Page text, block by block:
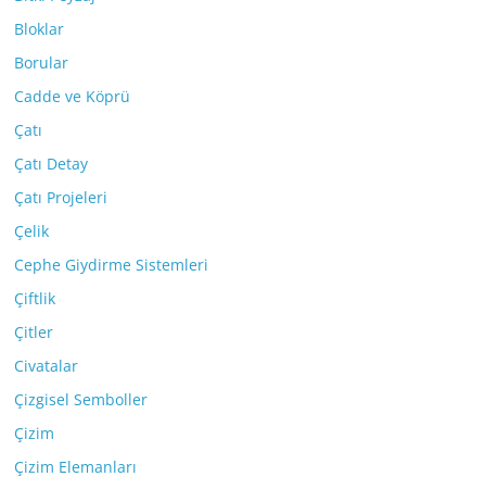
Bloklar
Borular
Cadde ve Köprü
Çatı
Çatı Detay
Çatı Projeleri
Çelik
Cephe Giydirme Sistemleri
Çiftlik
Çitler
Civatalar
Çizgisel Semboller
Çizim
Çizim Elemanları